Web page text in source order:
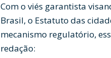
Com o viés garantista
Brasil, o Estatuto das
mecanismo regulatório,
redação: